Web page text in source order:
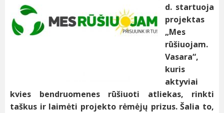
d. startuoja
projektas
„Mes
rūšiuojam.
Vasara“,
kuris
aktyviai
kvies bendruomenes rūšiuoti atliekas, rinkti
taškus ir laimėti projekto rėmėjų prizus. Šalia to,